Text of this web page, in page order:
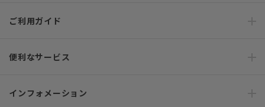
ご利用ガイド
便利なサービス
インフォメーション